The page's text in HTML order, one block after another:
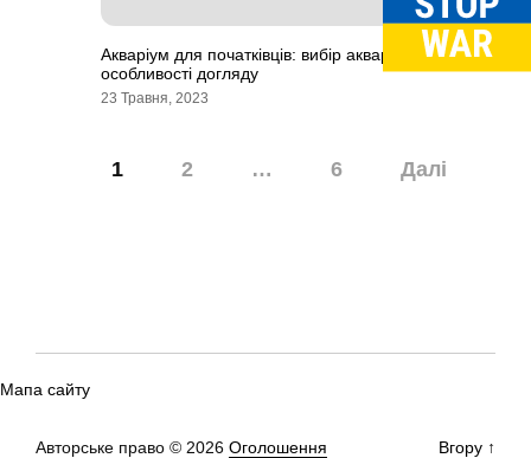
Акваріум для початківців: вибір акваріума і рибок,
особливості догляду
23 Травня, 2023
1 2 … 6 Далі
Мапа сайту
Авторське право © 2026 Оголошення Вгору ↑